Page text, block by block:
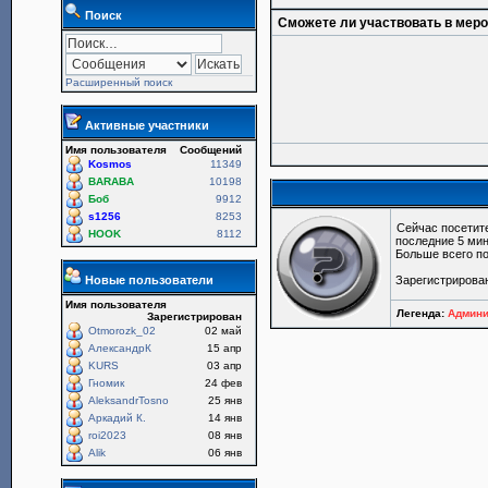
Поиск
Расширенный поиск
Активные участники
Имя пользователя
Сообщений
Kosmos
11349
BARABA
10198
Боб
9912
s1256
8253
HOOK
8112
Новые пользователи
Имя пользователя
Зарегистрирован
Otmorozk_02
02 май
АлександрК
15 апр
KURS
03 апр
Гномик
24 фев
AleksandrTosno
25 янв
Аркадий К.
14 янв
roi2023
08 янв
Alik
06 янв
Сможете ли участвовать в
Сейчас
последние 5
Больше всего
Легенда: